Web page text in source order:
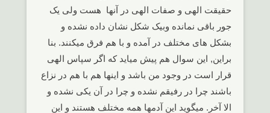
حقیقت الهی و صفات الهی در آنها هست ولی یک
جور باقی نمانده وبیک شکل نشان داده نشده و
بشکل های مختلف در آمده و با هم فرق میکنند. بنا
براین, این سوال هم پیش میاید که اگر سپاس الهی
قرار است در وجود من باشد و اینها هم با هم در نزاع
باشند چرا در رفیقم نشده و چرا در آن یکی نشده و
الا آخر. میگوید این آدمها همه مختلف هستند و این